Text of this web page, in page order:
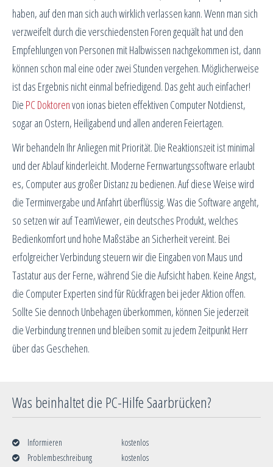
haben, auf den man sich auch wirklich verlassen kann. Wenn man sich
verzweifelt durch die verschiedensten Foren gequält hat und den
Empfehlungen von Personen mit Halbwissen nachgekommen ist, dann
können schon mal eine oder zwei Stunden vergehen. Möglicherweise
ist das Ergebnis nicht einmal befriedigend. Das geht auch einfacher!
Die PC Doktorenvon ionas bieten effektiven Computer Notdienst,
sogar an Ostern, Heiligabend und allen anderen Feiertagen.
Wir behandeln Ihr Anliegen mit Priorität. Die Reaktionszeit ist minimal
und der Ablauf kinderleicht. Moderne Fernwartungssoftware erlaubt
es, Computer aus großer Distanz zu bedienen. Auf diese Weise wird
die Terminvergabe und Anfahrt überflüssig. Was die Software angeht,
so setzen wir auf TeamViewer, ein deutsches Produkt, welches
Bedienkomfort und hohe Maßstäbe an Sicherheit vereint. Bei
erfolgreicher Verbindung steuern wir die Eingaben von Maus und
Tastatur aus der Ferne, während Sie die Aufsicht haben. Keine Angst,
die Computer Experten sind für Rückfragen bei jeder Aktion offen.
Sollte Sie dennoch Unbehagen überkommen, können Sie jederzeit
die Verbindung trennen und bleiben somit zu jedem Zeitpunkt Herr
über das Geschehen.
Was beinhaltet die PC-Hilfe Saarbrücken?
Informieren
kostenlos
Problembeschreibung
kostenlos